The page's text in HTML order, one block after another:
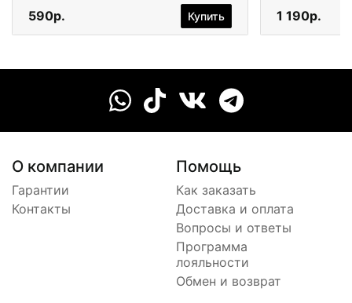
590р. Купить 1 190р.
О компании
Гарантии
Контакты
Помощь
Как заказать
Доставка и оплата
Вопросы и ответы
Программа
лояльности
Обмен и возврат